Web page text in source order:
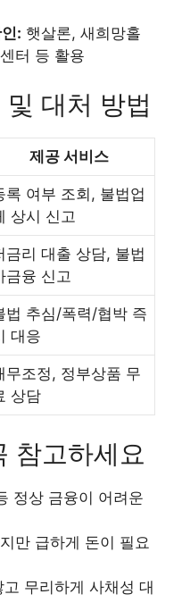
: 햇살론, 새희망홀
터 등 활용
대처 방법
제공 서비스
록 여부 조회, 불법업
상시 신고
금리 대출 상담, 불법
금융 신고
법 추심/폭력/협박 즉
대응
무조정, 정부상품 무
상담
참고하세요
정상 금융이 어려운
만 급하게 돈이 필요
무리하게 사채성 대